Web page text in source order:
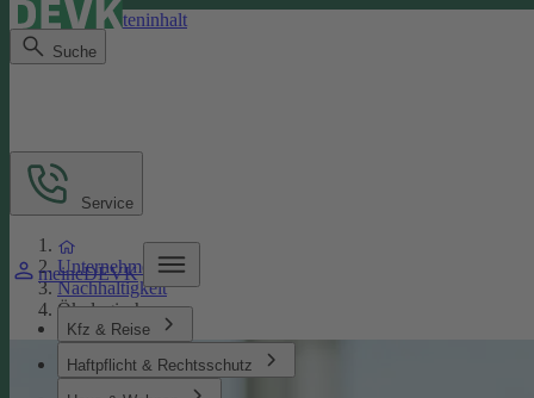
Direkt zum Seiteninhalt
Suche
meineDEVK
Kfz & Reise
Haftpflicht & Rechtsschutz
Service
Unternehmen
Nachhaltigkeit
Ökologisches